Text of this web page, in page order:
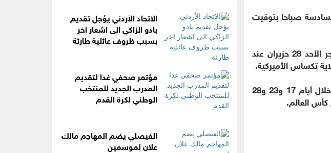
الثلاثاء 23 حزيران عند الساعة السادسة صباحا بتوقيت
ويختتم النشامى منافسات دور المجموعات بمواجهة حامل اللقب المنتخب الأرجنتيني فجر الأحد 28 حزيران عند
تكساس الأميركية.
وكانت الحكومة قررت تأخير بدء الدوام الرسمي للقطاع العام إلى الساعة العاشرة صباحا خلال أيام 17 و23 و28
كأس العالم.
الاتحاد الأردني يؤجل تقديم
بادو الزاكي الى اشعار اخر
بسبب ظروف عائلية طارئة
مؤتمر صحفي غدا لتقديم
المدرب الجديد للمنتخب
الوطني لكرة القدم
الفيصلي يضم المهاجم مالك
علان لموسمين